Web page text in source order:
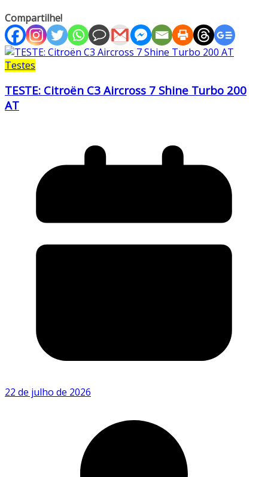
Compartilhe!
Testes
TESTE: Citroën C3 Aircross 7 Shine Turbo 200
AT
22 de julho de 2026